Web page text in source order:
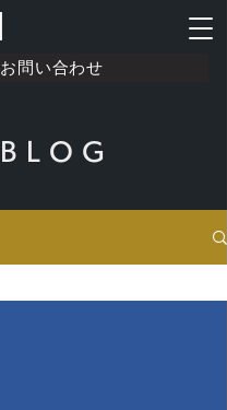
お問い合わせ
B L O G